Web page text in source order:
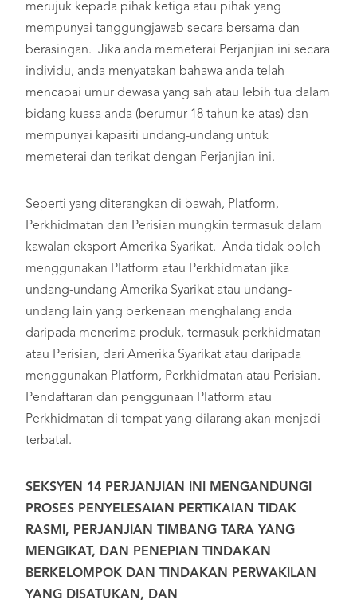
merujuk kepada pihak ketiga atau pihak yang
mempunyai tanggungjawab secara bersama dan
berasingan. Jika anda memeterai Perjanjian ini secara
individu, anda menyatakan bahawa anda telah
mencapai umur dewasa yang sah atau lebih tua dalam
bidang kuasa anda (berumur 18 tahun ke atas) dan
mempunyai kapasiti undang-undang untuk
memeterai dan terikat dengan Perjanjian ini.
Seperti yang diterangkan di bawah, Platform,
Perkhidmatan dan Perisian mungkin termasuk dalam
kawalan eksport Amerika Syarikat. Anda tidak boleh
menggunakan Platform atau Perkhidmatan jika
undang-undang Amerika Syarikat atau undang-
undang lain yang berkenaan menghalang anda
daripada menerima produk, termasuk perkhidmatan
atau Perisian, dari Amerika Syarikat atau daripada
menggunakan Platform, Perkhidmatan atau Perisian.
Pendaftaran dan penggunaan Platform atau
Perkhidmatan di tempat yang dilarang akan menjadi
terbatal.
SEKSYEN 14 PERJANJIAN INI MENGANDUNGI
PROSES PENYELESAIAN PERTIKAIAN TIDAK
RASMI, PERJANJIAN TIMBANG TARA YANG
MENGIKAT, DAN PENEPIAN TINDAKAN
BERKELOMPOK DAN TINDAKAN PERWAKILAN
YANG DISATUKAN, DAN